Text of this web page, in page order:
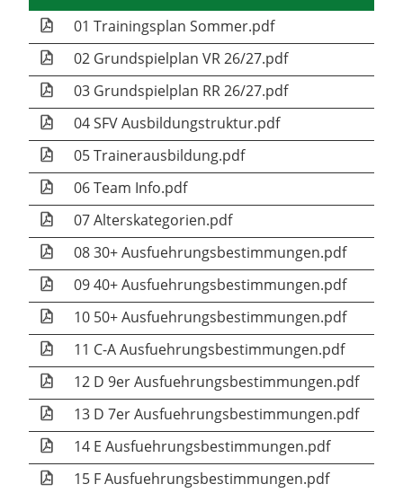
01 Trainingsplan Sommer.pdf
02 Grundspielplan VR 26/27.pdf
03 Grundspielplan RR 26/27.pdf
04 SFV Ausbildungstruktur.pdf
05 Trainerausbildung.pdf
06 Team Info.pdf
07 Alterskategorien.pdf
08 30+ Ausfuehrungsbestimmungen.pdf
09 40+ Ausfuehrungsbestimmungen.pdf
10 50+ Ausfuehrungsbestimmungen.pdf
11 C-A Ausfuehrungsbestimmungen.pdf
12 D 9er Ausfuehrungsbestimmungen.pdf
13 D 7er Ausfuehrungsbestimmungen.pdf
14 E Ausfuehrungsbestimmungen.pdf
15 F Ausfuehrungsbestimmungen.pdf